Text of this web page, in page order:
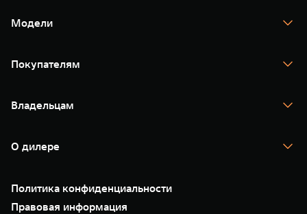
Модели
TANK 400
TANK 500
Покупателям
Тест-драйв
TANK Финансы
Корпоративным клиентам
Зарядные станции
Владельцам
Помощь на дороге
Новые цифровые сервисы TANK
Сервис
Нулевое ТО
Моторные масла
О дилере
35 лет GWM
GWM ТЕХ ДЕНЬ
Новости
Политика конфиденциальности
Правовая информация